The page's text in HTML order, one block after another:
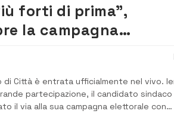
forti di prima”,
la campagna
città
di Città è entrata ufficialmente nel vivo.
partecipazione, il candidato sindaco
il via alla sua campagna elettorale con